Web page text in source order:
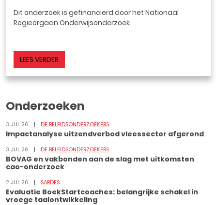
Dit onderzoek is gefinancierd door het Nationaal
Regieorgaan Onderwijsonderzoek.
LEES VERDER
Onderzoeken
3 JUL 26 DE BELEIDSONDERZOEKERS
Impactanalyse uitzendverbod vleessector afgerond
3 JUL 26 DE BELEIDSONDERZOEKERS
BOVAG en vakbonden aan de slag met uitkomsten
cao-onderzoek
2 JUL 26 SARDES
Evaluatie BoekStartcoaches: belangrijke schakel in
vroege taalontwikkeling